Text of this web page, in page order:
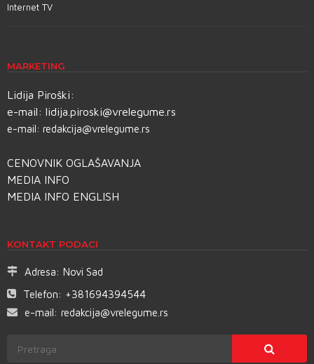
Internet TV
MARKETING
Lidija Piroški:
e-mail: lidija.piroski@vrelegume.rs
e-mail: redakcija@vrelegume.rs
CENOVNIK OGLAŠAVANJA
MEDIA INFO
MEDIA INFO ENGLISH
KONTAKT PODACI
Adresa: Novi Sad
Telefon: +381694394544
e-mail: redakcija@vrelegume.rs